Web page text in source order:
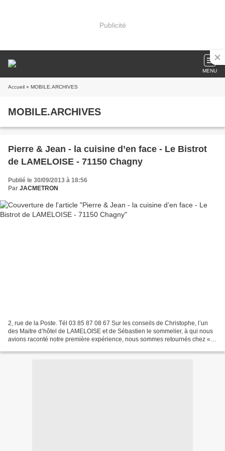
Publicité
MENU
Accueil » MOBILE.ARCHIVES
MOBILE.ARCHIVES
Pierre & Jean - la cuisine d’en face - Le Bistrot
de LAMELOISE - 71150 Chagny
Publié le 30/09/2013 à 18:56
Par JACMETRON
2, rue de la Poste. Tél 03 85 87 08 67 Sur les conseils de Christophe, l’un
des Maitre d’hôtel de LAMELOISE et de Sébastien le sommelier, à qui nous
avions raconté notre première expérience, nous sommes retournés chez «